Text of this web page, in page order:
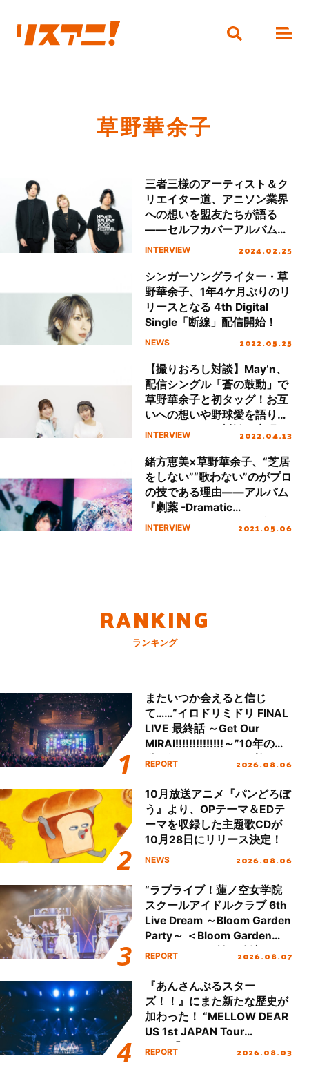
草野華余子
三者三様のアーティスト＆ク
リエイター道、アニソン業界
への想いを盟友たちが語る
――セルフカバーアルバム
『産地直送Vol.01』草野華余
シャル鼎談
INTERVIEW 2024.02.25
シンガーソングライター・草
野華余子、1年4ケ月ぶりのリ
リースとなる 4th Digital
Single「断線」配信開始！
NEWS 2022.05.25
【撮りおろし対談】May’n、
配信シングル「蒼の鼓動」で
草野華余子と初タッグ！お互
いへの想いや野球愛を語り合
ったスペシャル対談が実現！
INTERVIEW 2022.04.13
緒方恵美×草野華余子、“芝居
をしない”“歌わない”のがプロ
の技である理由――アルバム
『劇薬 -Dramatic
Medicine-』スペシャル対談
INTERVIEW 2021.05.06
RANKING
ランキング
またいつか会えると信じ
て……“イロドリミドリ FINAL
LIVE 最終話 ～Get Our
MIRAI!!!!!!!!!!!!!!～”10年の活
動を経てファイナルを迎える
REPORT 2026.08.06
10月放送アニメ『パンどろぼ
う』より、OPテーマ＆EDテ
ーマを収録した主題歌CDが
10月28日にリリース決定！
NEWS 2026.08.06
“ラブライブ！蓮ノ空女学院
スクールアイドルクラブ 6th
Live Dream ～Bloom Garden
Party～ ＜Bloom Garden
Party Stage／埼玉公演＞”
REPORT 2026.08.07
『あんさんぶるスター
ズ！！』にまた新たな歴史が
加わった！ “MELLOW DEAR
US 1st JAPAN Tour
Final「NICE to meet YOU
REPORT 2026.08.03